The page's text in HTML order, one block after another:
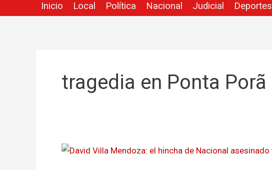
Inicio Local Política Nacional Judicial Deportes
tragedia en Ponta Porã
David